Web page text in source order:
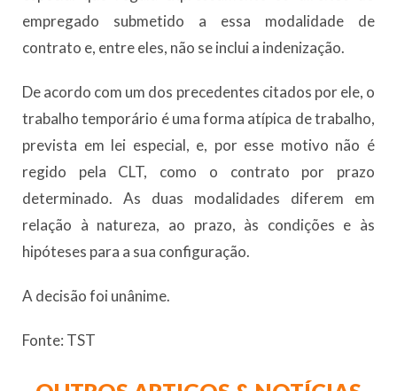
empregado submetido a essa modalidade de
contrato e, entre eles, não se inclui a indenização.
De acordo com um dos precedentes citados por ele, o
trabalho temporário é uma forma atípica de trabalho,
prevista em lei especial, e, por esse motivo não é
regido pela CLT, como o contrato por prazo
determinado. As duas modalidades diferem em
relação à natureza, ao prazo, às condições e às
hipóteses para a sua configuração.
A decisão foi unânime.
Fonte: TST